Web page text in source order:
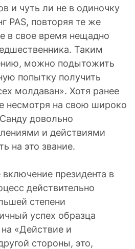
и чуть ли не в одиночку
PAS, повторяя те же
в свое время нещадно
Таким
можно подытожить
попытку получить
молдаван». Хотя ранее
несмотря на свою широко
довольно
и действиями
на это звание.
президента в
действительно
степени
успех образца
«Действие и
стороны, это,